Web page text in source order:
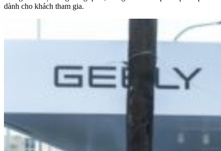
dành cho khách tham gia.